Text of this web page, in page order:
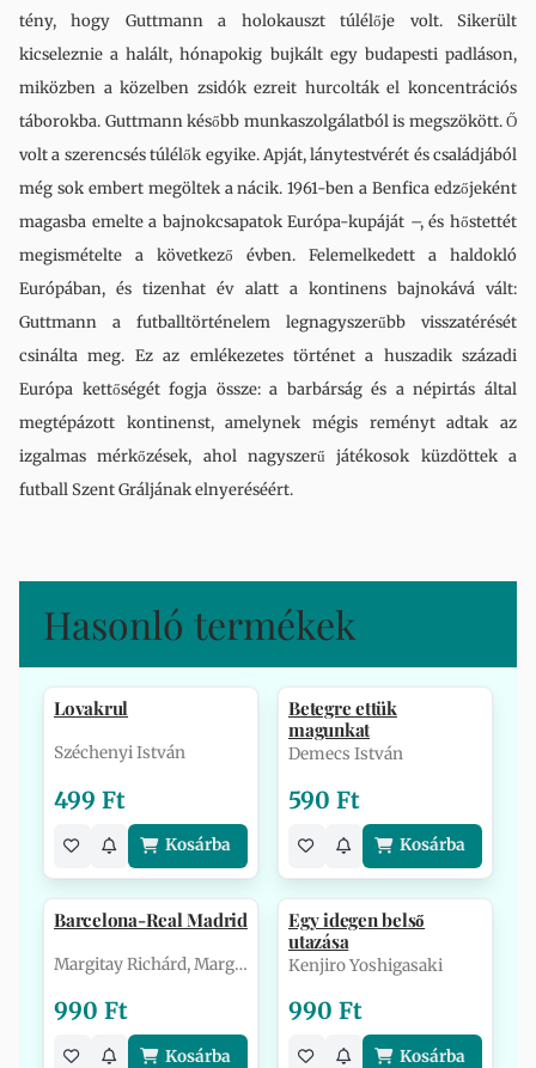
tény, hogy Guttmann a holokauszt túlélője volt. Sikerült
kicseleznie a halált, hónapokig bujkált egy budapesti padláson,
miközben a közelben zsidók ezreit hurcolták el koncentrációs
táborokba. Guttmann később munkaszolgálatból is megszökött. Ő
volt a szerencsés túlélők egyike. Apját, lánytestvérét és családjából
még sok embert megöltek a nácik. 1961-ben a Benfica edzőjeként
magasba emelte a bajnokcsapatok Európa-kupáját –, és hőstettét
megismételte a következő évben. Felemelkedett a haldokló
Európában, és tizenhat év alatt a kontinens bajnokává vált:
Guttmann a futballtörténelem legnagyszerűbb visszatérését
csinálta meg. Ez az emlékezetes történet a huszadik századi
Európa kettőségét fogja össze: a barbárság és a népirtás által
megtépázott kontinenst, amelynek mégis reményt adtak az
izgalmas mérkőzések, ahol nagyszerű játékosok küzdöttek a
futball Szent Gráljának elnyeréséért.
Hasonló termékek
Lovakrul
Széchenyi István
499 Ft
Kosárba
Betegre ettük
magunkat
Demecs István
590 Ft
Kosárba
Barcelona-Real Madrid
Margitay Richárd, Margitay Zsolt
990 Ft
Kosárba
Egy idegen belső
utazása
Kenjiro Yoshigasaki
990 Ft
Kosárba